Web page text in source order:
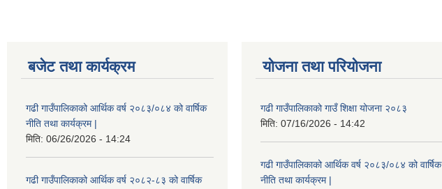
बजेट तथा कार्यक्रम
गढी गाउँपालिकाको आर्थिक वर्ष २०८३/०८४ को वार्षिक
नीति तथा कार्यक्रम |
मिति: 06/26/2026 - 14:24
गढी गाउँपालिकाको आर्थिक वर्ष २०८२-८३ को वार्षिक
योजना तथा परियोजना
गढी गाउँपालिकाको गाउँ शिक्षा योजना २०८३
मिति: 07/16/2026 - 14:42
गढी गाउँपालिकाको आर्थिक वर्ष २०८३/०८४ को वार्षिक
नीति तथा कार्यक्रम |